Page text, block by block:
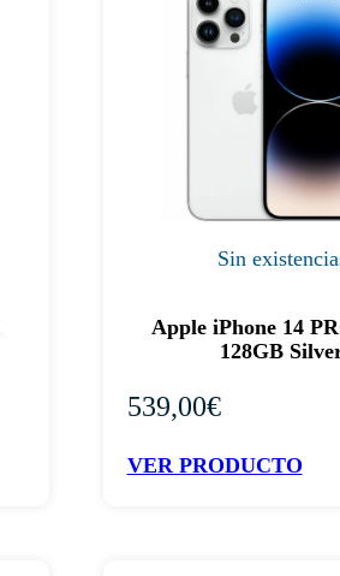
Sin
Apple iPhone 14
128GB
539,00€
VER PRODUCTO